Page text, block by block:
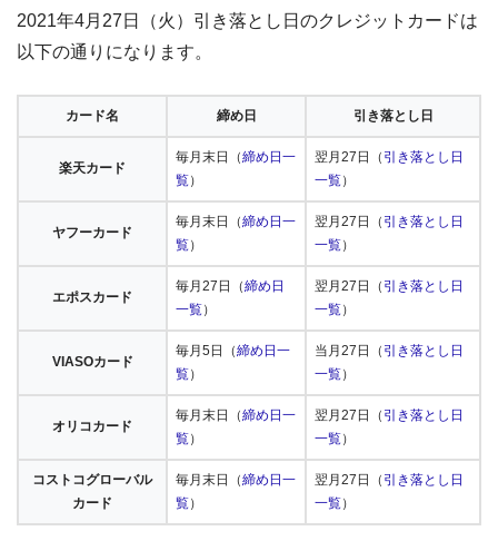
2021年4月27日（火）引き落とし日のクレジットカードは
以下の通りになります。
カード名 締め日 引き落とし日
楽天カード
毎月末日（締め日一
覧）
翌月27日（ 引き落とし日
一覧）
ヤフーカード
毎月末日（締め日一
覧）
翌月27日（ 引き落とし日
一覧）
エポスカード
毎月27日（締め日
一覧）
翌月27日（ 引き落とし日
一覧）
VIASOカード
毎月5日（締め日一
覧）
当月27日（ 引き落とし日
一覧）
オリコカード
毎月末日（締め日一
覧）
翌月27日（ 引き落とし日
一覧）
コストコグローバル
カード
毎月末日（締め日一
覧）
翌月27日（ 引き落とし日
一覧）